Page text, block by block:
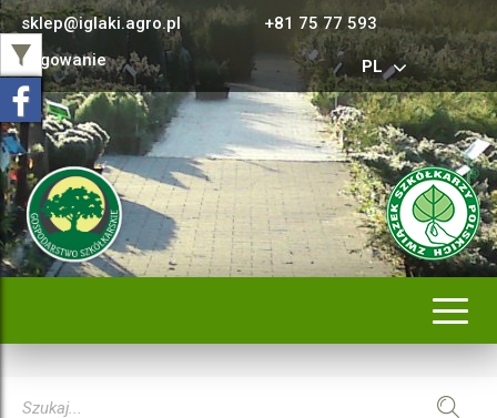
sklep@iglaki.agro.pl
+81 75 77 593
Logowanie
PL